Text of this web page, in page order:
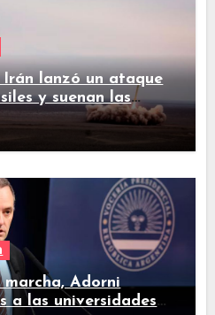
lanzó un ataque
y suenan las
Adorni
a las universidades